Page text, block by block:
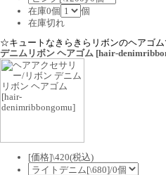
在庫0個
個
在庫切れ
☆キュートなきらきらリボンのヘアゴム
デニムリボン ヘアゴム [hair-
[価格]\420(税込)